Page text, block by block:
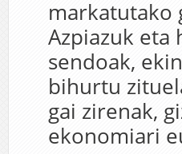
markatutako
Azpiazuk eta
sendoak,
bihurtu
gai zirenak,
ekonomiari